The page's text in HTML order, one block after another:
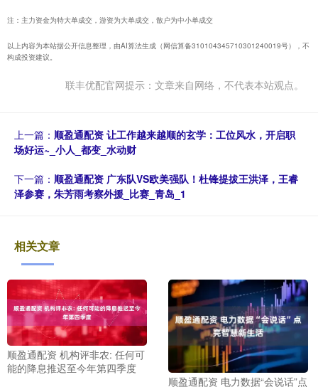
注：主力资金为特大单成交，游资为大单成交，散户为中小单成交
以上内容为本站据公开信息整理，由AI算法生成（网信算备310104345710301240019号），不
构成投资建议。
联丰优配官网提示：文章来自网络，不代表本站观点。
上一篇： 顺盈通配资 让工作越来越顺的玄学：工位风水，开启职
场好运~_小人_都变_水动财
下一篇： 顺盈通配资 广东队VS欧美强队！杜锋提拔王洪泽，王睿
泽参赛，朱芳雨考察外援_比赛_青岛_1
相关文章
顺盈通配资 机构评非农: 任何可
能的降息推迟至今年第四季度
顺盈通配资 电力数据“会说话”点